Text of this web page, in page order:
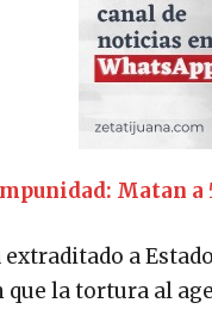
Matan
a
la tortura al